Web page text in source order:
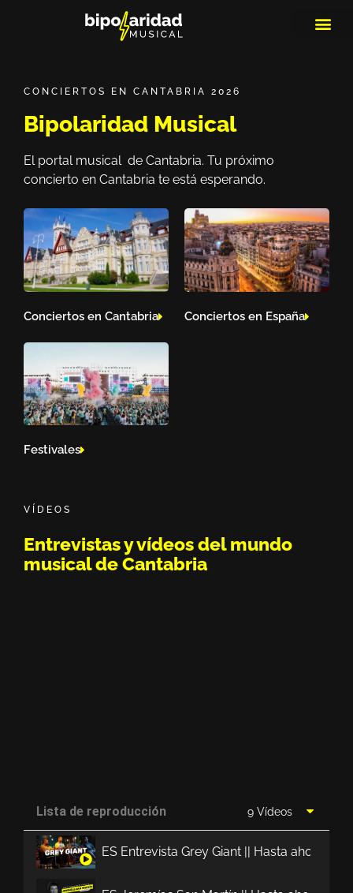
CONCIERTOS EN CANTABRIA 2026
Bipolaridad Musical
El portal musical de Cantabria. Tu próximo
concierto en Cantabria te está esperando.
Conciertos en Cantabria Conciertos en España
Festivales
VÍDEOS
Entrevistas y vídeos del mundo
musical de Cantabria
Lista de reproducción 9 Vídeos
ES Entrevista Grey Giant || Hasta ahora